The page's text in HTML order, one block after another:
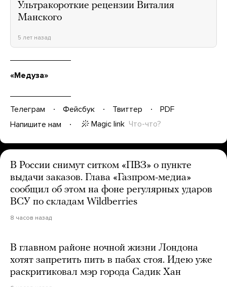
Ультракороткие рецензии Виталия
Манского
5 лет назад
«Медуза»
Телеграм Фейсбук Твиттер
PDF
Напишите нам
Magic link Что-что?
В России снимут ситком «ПВЗ» о пункте
выдачи заказов. Глава «Газпром-медиа»
сообщил об этом на фоне регулярных ударов
ВСУ по складам Wildberries
8 часов назад
В главном районе ночной жизни Лондона
хотят запретить пить в пабах стоя. Идею уже
раскритиковал мэр города Садик Хан